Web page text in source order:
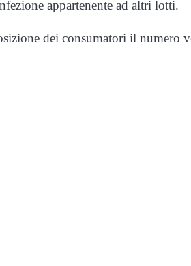
appartenente ad altri lotti.
dei consumatori il numero